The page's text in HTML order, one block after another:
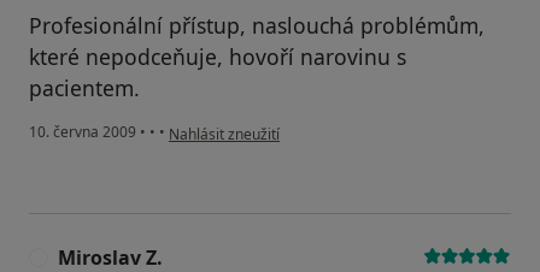
Profesionální přístup, naslouchá problémům,
které nepodceňuje, hovoří narovinu s
pacientem.
10. června 2009 • • • podle názoru uživatele Ivana Š.
Nahlásit zneužití
Miroslav Z.